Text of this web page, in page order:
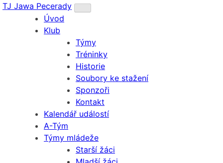
TJ Jawa Pecerady
Úvod
Klub
Týmy
Tréninky
Historie
Soubory ke stažení
Sponzoři
Kontakt
Kalendář událostí
A-Tým
Týmy mládeže
Starší žáci